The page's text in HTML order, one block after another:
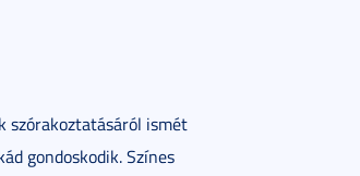
szórakoztatásáról ismét
gondoskodik. Színes